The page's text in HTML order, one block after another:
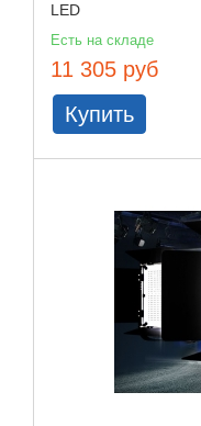
LED
Есть на складе
11 305 руб
Купить